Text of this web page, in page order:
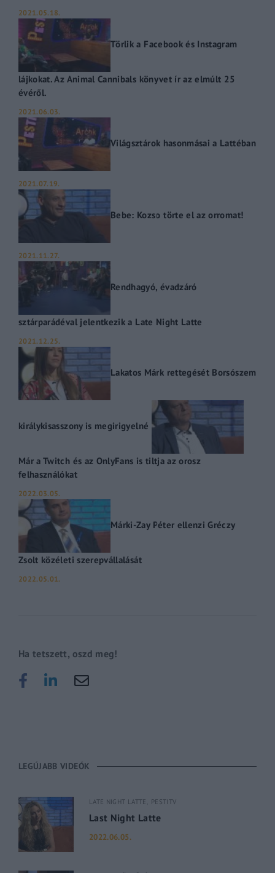
2021.05.18.
Törlik a Facebook és Instagram
lájkokat. Az Animal Cannibals könyvet ír az elmúlt 25
évéről.
2021.06.03.
Világsztárok hasonmásai a Lattéban
2021.07.19.
Bebe: Kozso törte el az orromat!
2021.11.27.
Rendhagyó, évadzáró
sztárparádéval jelentkezik a Late Night Latte
2021.12.25.
Lakatos Márk rettegését Borsószem
királykisasszony is megirigyelné
Már a Twitch és az OnlyFans is tiltja az orosz
felhasználókat
2022.03.05.
Márki-Zay Péter ellenzi Gréczy
Zsolt közéleti szerepvállalását
2022.05.01.
Ha tetszett, oszd meg!
LEGÚJABB VIDEÓK
LATE NIGHT LATTE PESTITV
Last Night Latte
2022.06.05.